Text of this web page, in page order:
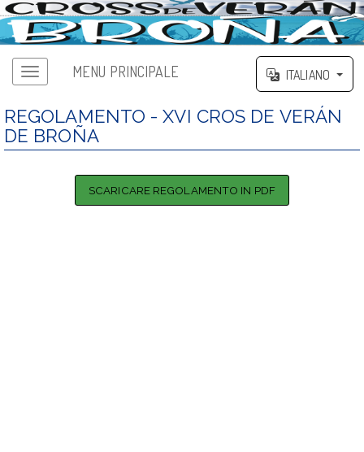
MENU PRINCIPALE ITALIANO
REGOLAMENTO - XVI CROS DE VERÁN
DE BROÑA
SCARICARE REGOLAMENTO IN PDF